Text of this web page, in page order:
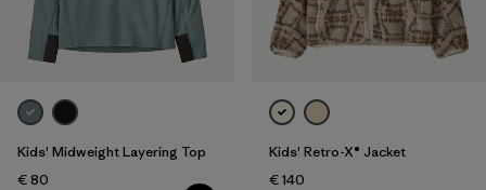
Kids' Midweight Layering Top
€ 80
Kids' Retro-X® Jacket
€ 140